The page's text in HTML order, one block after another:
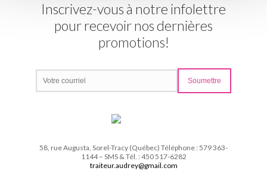
Inscrivez-vous à notre infolettre
pour recevoir nos dernières
promotions!
58, rue Augusta, Sorel-Tracy (Québec) Téléphone : 579 363-
1144 – SMS & Tél. : 450 517-6282
traiteur.audrey@gmail.com